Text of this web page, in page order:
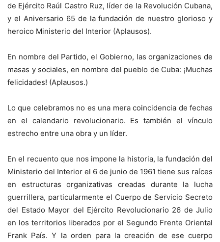
de Ejército Raúl Castro Ruz, líder de la Revolución Cubana,
y el Aniversario 65 de la fundación de nuestro glorioso y
heroico Ministerio del Interior (Aplausos).
En nombre del Partido, el Gobierno, las organizaciones de
masas y sociales, en nombre del pueblo de Cuba: ¡Muchas
felicidades! (Aplausos.)
Lo que celebramos no es una mera coincidencia de fechas
en el calendario revolucionario. Es también el vínculo
estrecho entre una obra y un líder.
En el recuento que nos impone la historia, la fundación del
Ministerio del Interior el 6 de junio de 1961 tiene sus raíces
en estructuras organizativas creadas durante la lucha
guerrillera, particularmente el Cuerpo de Servicio Secreto
del Estado Mayor del Ejército Revolucionario 26 de Julio
en los territorios liberados por el Segundo Frente Oriental
Frank País. Y la orden para la creación de ese cuerpo